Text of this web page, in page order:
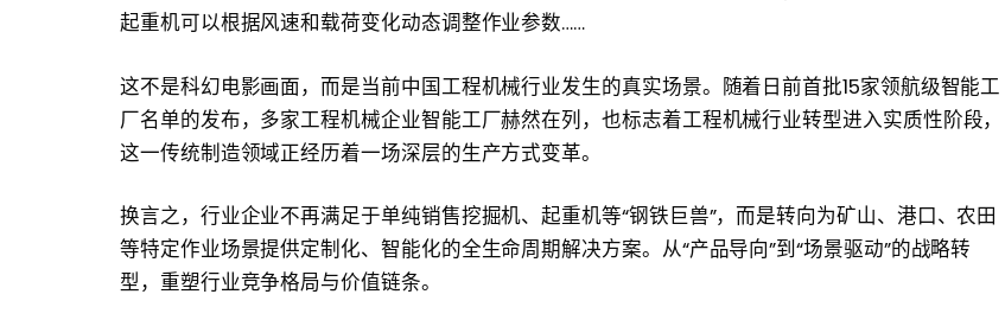
起重机可以根据风速和载荷变化动态调整作业参数……
这不是科幻电影画面，而是当前中国工程机械行业发生的真实场景。随着日前首批15家领航级智能工
厂名单的发布，多家工程机械企业智能工厂赫然在列，也标志着工程机械行业转型进入实质性阶段，
这一传统制造领域正经历着一场深层的生产方式变革。
换言之，行业企业不再满足于单纯销售挖掘机、起重机等“钢铁巨兽”，而是转向为矿山、港口、农田
等特定作业场景提供定制化、智能化的全生命周期解决方案。从“产品导向”到“场景驱动”的战略转
型，重塑行业竞争格局与价值链条。